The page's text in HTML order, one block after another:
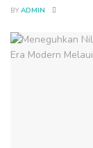
BY ADMIN